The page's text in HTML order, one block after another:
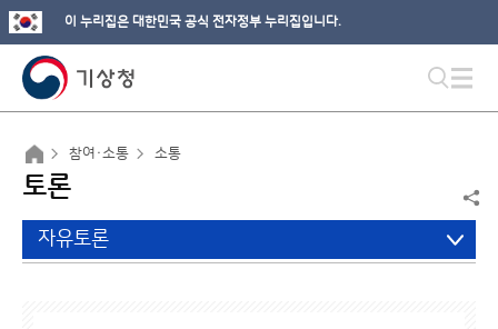
이 누리집은 대한민국 공식 전자정부 누리집입니다.
참여·소통 소통
토론
자유토론